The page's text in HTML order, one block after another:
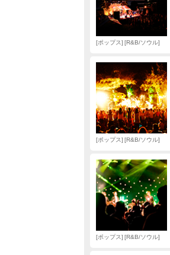
ポップス R&B/ソウル
ポップス R&B/ソウル
ポップス R&B/ソウル